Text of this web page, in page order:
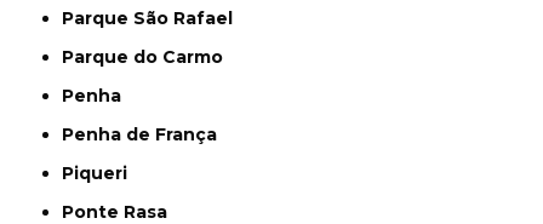
Parque São Rafael
Parque do Carmo
Penha
Penha de França
Piqueri
Ponte Rasa